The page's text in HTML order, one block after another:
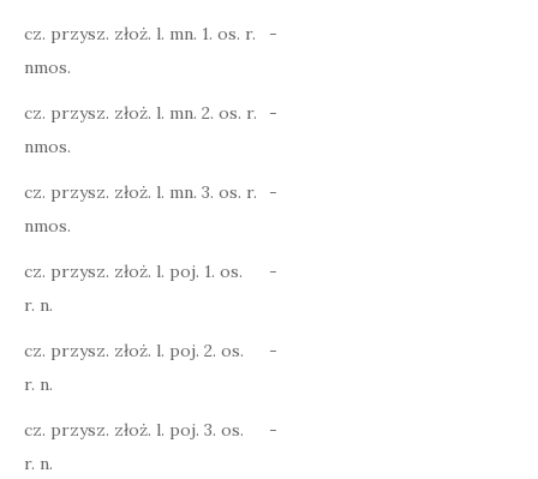
cz. przysz. złoż. l. mn. 1. os. r.
nmos.
-
cz. przysz. złoż. l. mn. 2. os. r.
nmos.
-
cz. przysz. złoż. l. mn. 3. os. r.
nmos.
-
cz. przysz. złoż. l. poj. 1. os.
r. n.
-
cz. przysz. złoż. l. poj. 2. os.
r. n.
-
cz. przysz. złoż. l. poj. 3. os.
r. n.
-